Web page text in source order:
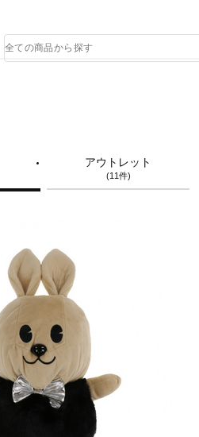
品
検
アウトレット
(11件)